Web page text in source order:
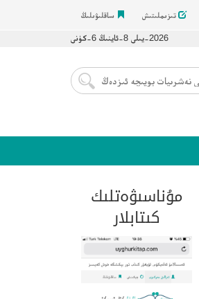
تىزىملىتىش ساقلىۋىلىڭ
2026-يىلى 8-ئاينىڭ 6-كۈنى
مۇناسىۋەتلىك
كىتابلار